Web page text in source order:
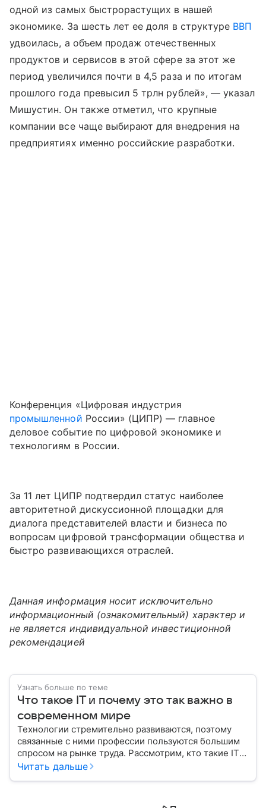
одной из самых быстрорастущих в нашей
экономике. За шесть лет ее доля в структуре ВВП
удвоилась, а объем продаж отечественных
продуктов и сервисов в этой сфере за этот же
период увеличился почти в 4,5 раза и по итогам
прошлого года превысил 5 трлн рублей», — указал
Мишустин. Он также отметил, что крупные
компании все чаще выбирают для внедрения на
предприятиях именно российские разработки.
Конференция «Цифровая индустрия
промышленной России» (ЦИПР) — главное
деловое событие по цифровой экономике и
технологиям в России.
За 11 лет ЦИПР подтвердил статус наиболее
авторитетной дискуссионной площадки для
диалога представителей власти и бизнеса по
вопросам цифровой трансформации общества и
быстро развивающихся отраслей.
Данная информация носит исключительно
информационный (ознакомительный) характер и
не является индивидуальной инвестиционной
рекомендацией
Узнать больше по теме
Что такое IT и почему это так важно в
современном мире
Технологии стремительно развиваются, поэтому
связанные с ними профессии пользуются большим
спросом на рынке труда. Рассмотрим, кто такие IT-
специалисты, и узнаем, как попасть в эту сферу
Читать дальше